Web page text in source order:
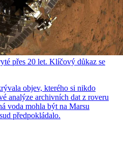
přes 20 let. Klíčový důkaz se
objev, kterého si nikdo
analýze archivních dat z roveru
voda mohla být na Marsu
předpokládalo.